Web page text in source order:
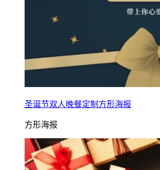
圣诞节双人晚餐定制方形海报
方形海报